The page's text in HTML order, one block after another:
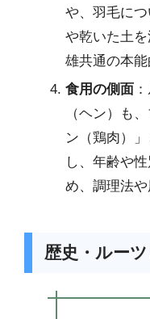
や、羽毛に
や乾いた土
雄共通の本能
食用の側面
（ヘン）も
ン（鶏肉）
し、年齢や
め、調理法や
歴史・ルー